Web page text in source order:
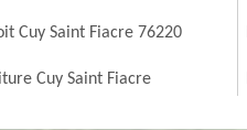
Cuy Saint Fiacre 76220
Cuy Saint Fiacre